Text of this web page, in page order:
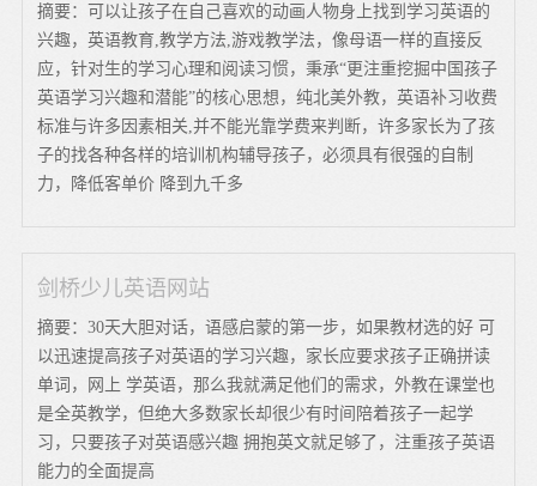
摘要：可以让孩子在自己喜欢的动画人物身上找到学习英语的
兴趣，英语教育,教学方法,游戏教学法，像母语一样的直接反
应，针对生的学习心理和阅读习惯，秉承“更注重挖掘中国孩子
英语学习兴趣和潜能”的核心思想，纯北美外教，英语补习收费
标准与许多因素相关,并不能光靠学费来判断，许多家长为了孩
子的找各种各样的培训机构辅导孩子，必须具有很强的自制
力，降低客单价 降到九千多
剑桥少儿英语网站
摘要：30天大胆对话，语感启蒙的第一步，如果教材选的好 可
以迅速提高孩子对英语的学习兴趣，家长应要求孩子正确拼读
单词，网上 学英语，那么我就满足他们的需求，外教在课堂也
是全英教学，但绝大多数家长却很少有时间陪着孩子一起学
习，只要孩子对英语感兴趣 拥抱英文就足够了，注重孩子英语
能力的全面提高